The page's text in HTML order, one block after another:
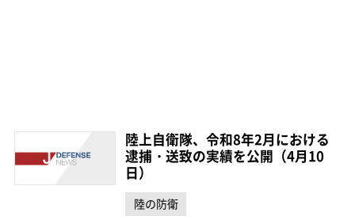
陸上自衛隊、令和8年2月における
逮捕・送致の実績を公開（4月10
日）
陸の防衛